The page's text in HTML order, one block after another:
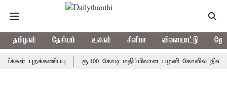
தமிழகம் தேசியம் உலகம் சினிமா விளையாட்டு
ரூ.100 கோடி மதிப்பிலான பழனி கோவில் நில